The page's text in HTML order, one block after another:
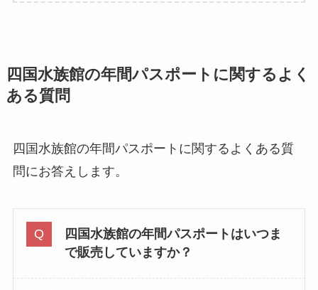
四国水族館の年間パスポートに関するよく
ある質問
四国水族館の年間パスポートに関するよくある質
問にお答えします。
四国水族館の年間パスポートはいつま
で販売していますか？